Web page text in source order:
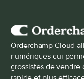
Orderchamp Cloud
numériques qui
grossistes de